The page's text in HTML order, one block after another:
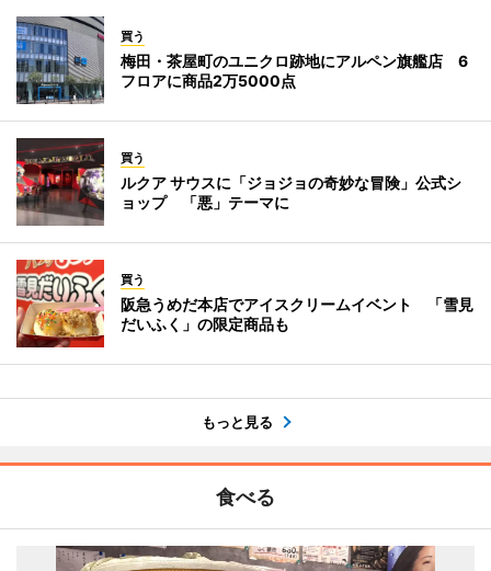
買う
梅田・茶屋町のユニクロ跡地にアルペン旗艦店 6
フロアに商品2万5000点
買う
ルクア サウスに「ジョジョの奇妙な冒険」公式シ
ョップ 「悪」テーマに
買う
阪急うめだ本店でアイスクリームイベント 「雪見
だいふく」の限定商品も
もっと見る
食べる